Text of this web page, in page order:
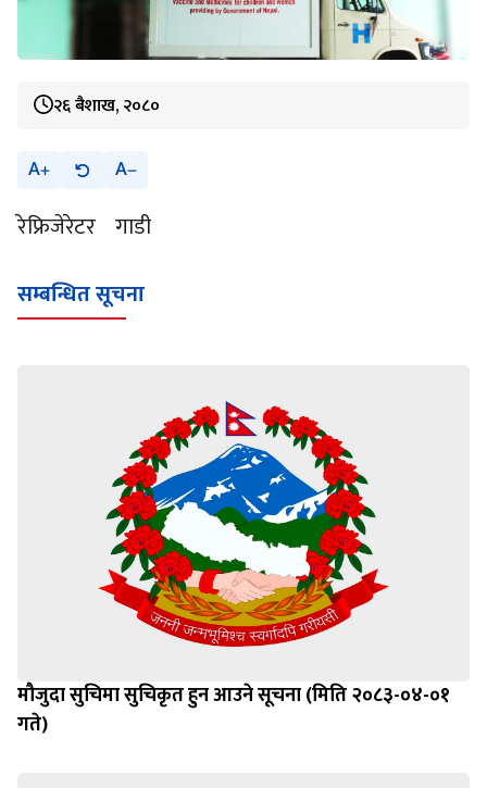
२६ बैशाख, २०८०
A A
रेफ्रिजेरेटर गाडी
सम्बन्धित सूचना
मौजुदा सुचिमा सुचिकृत हुन आउने सूचना (मिति २०८३-०४-०१
गते)